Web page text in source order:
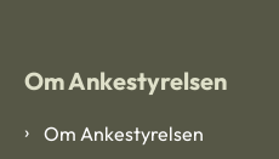
Om Ankestyrelsen
Om Ankestyrelsen